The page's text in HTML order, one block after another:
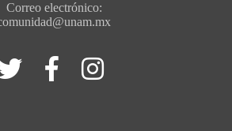
Correo electrónico: